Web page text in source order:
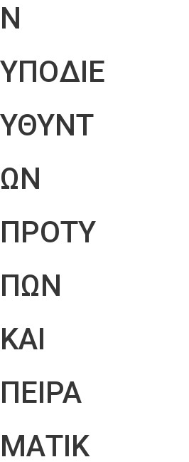
Ν
ΥΠΟΔΙΕ
ΥΘΥΝΤ
ΩΝ
ΠΡΟΤΥ
ΠΩΝ
ΚΑΙ
ΠΕΙΡΑ
ΜΑΤΙΚ